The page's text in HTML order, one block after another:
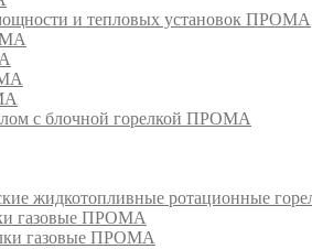
и тепловых установок ПРОМА
с блочной горелкой ПРОМА
жидкотопливные ротационные
газовые ПРОМА
газовые ПРОМА